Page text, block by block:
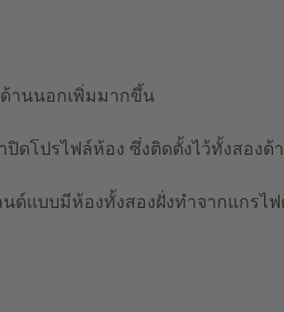
านนอกเพิ่มมากขึ้น
ปิดโปรไฟล์ห้อง ซึ่งติดตั้งไว้ทั้งสอง
ด์แบบมีห้องทั้งสองฝั่งทำจากแกรไ